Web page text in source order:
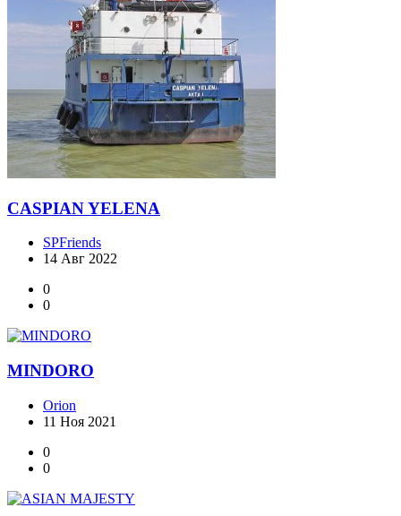
CASPIAN YELENA
SPFriends
14 Авг 2022
0
0
MINDORO
Orion
11 Ноя 2021
0
0